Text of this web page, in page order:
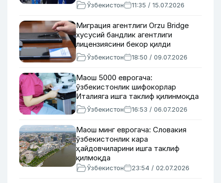
Ўзбекистон 11:35 / 15.07.2026
Миграция агентлиги Orzu Bridge
хусусий бандлик агентлиги
лицензиясини бекор қилди
Ўзбекистон 18:50 / 09.07.2026
Маош 5000 еврогача:
ўзбекистонлик шифокорлар
Италияга ишга таклиф қилинмоқда
Ўзбекистон 16:53 / 06.07.2026
Маош минг еврогача: Словакия
ўзбекистонлик кара
ҳайдовчиларини ишга таклиф
қилмоқда
Ўзбекистон 23:54 / 02.07.2026